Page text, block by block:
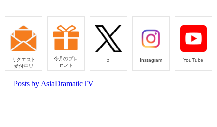
リクエスト
受付中♡
今月のプレ
ゼント
X Instagram YouTube